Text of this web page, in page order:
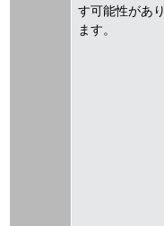
す可能性があり
ます。